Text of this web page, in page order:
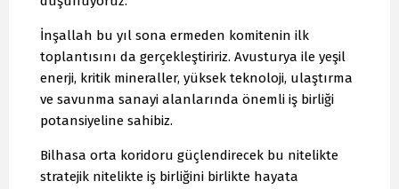
İnşallah bu yıl sona ermeden komitenin ilk
toplantısını da gerçekleştiririz. Avusturya ile yeşil
enerji, kritik mineraller, yüksek teknoloji, ulaştırma
ve savunma sanayi alanlarında önemli iş birliği
potansiyeline sahibiz.
Bilhasa orta koridoru güçlendirecek bu nitelikte
stratejik nitelikte iş birliğini birlikte hayata